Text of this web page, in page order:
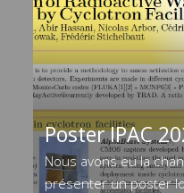
Poster IPAC
Nous avons eu la
présenter un poster